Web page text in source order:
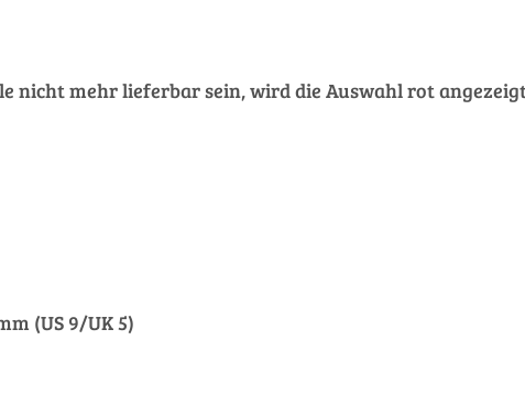
nicht mehr lieferbar sein, wird die Auswahl rot
(US 9/UK 5)